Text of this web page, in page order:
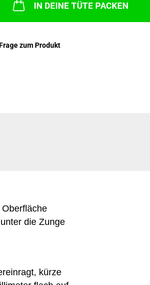
IN DEINE TÜTE PACKEN
zum Produkt
die Zunge
kürze